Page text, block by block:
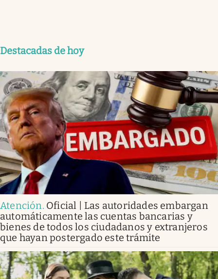
Destacadas de hoy
Atención. Oficial | Las autoridades embargan
automáticamente las cuentas bancarias y
bienes de todos los ciudadanos y extranjeros
que hayan postergado este trámite